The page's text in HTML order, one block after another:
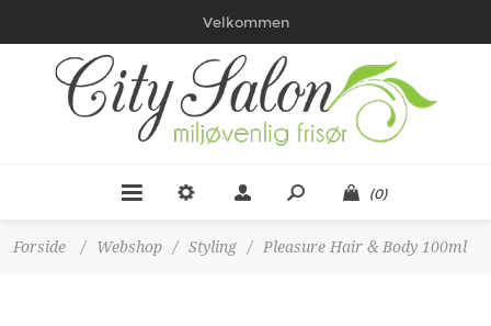
Velkommen
(0)
Forside / Webshop / Styling / Pleasure Hair & Body 100ml